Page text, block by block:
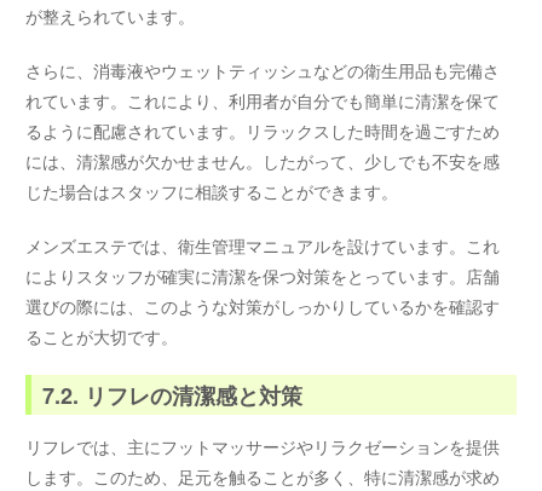
が整えられています。
さらに、消毒液やウェットティッシュなどの衛生用品も完備さ
れています。これにより、利用者が自分でも簡単に清潔を保て
るように配慮されています。リラックスした時間を過ごすため
には、清潔感が欠かせません。したがって、少しでも不安を感
じた場合はスタッフに相談することができます。
メンズエステでは、衛生管理マニュアルを設けています。これ
によりスタッフが確実に清潔を保つ対策をとっています。店舗
選びの際には、このような対策がしっかりしているかを確認す
ることが大切です。
7.2. リフレの清潔感と対策
リフレでは、主にフットマッサージやリラクゼーションを提供
します。このため、足元を触ることが多く、特に清潔感が求め